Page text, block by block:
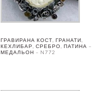
ГРАВИРАНА КОСТ, ГРАНАТИ,
КЕХЛИБАР, СРЕБРО, ПАТИНА –
МЕДАЛЬОН – N772